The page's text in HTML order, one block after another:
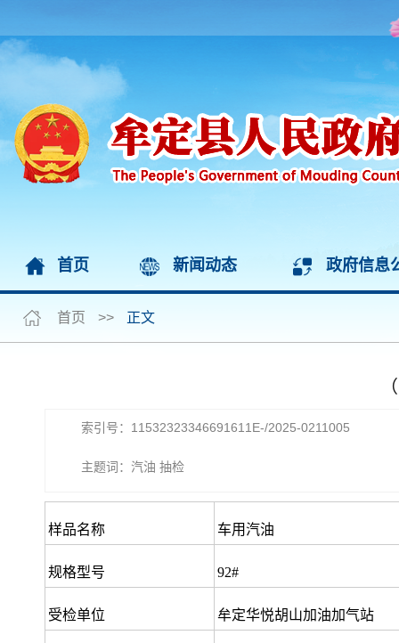
首页 新闻动态 政府信息
首页 >> 正文
索引号：11532323346691611E-/2025-0211005
主题词：汽油 抽检
样品名称 车用汽油
规格型号 92#
受检单位 牟定华悦胡山加油加气站